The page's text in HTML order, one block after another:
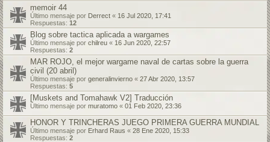
memoir 44
Último mensaje por Derrect « 16 Jul 2020, 17:41
Respuestas: 12
Blog sobre tactica aplicada a wargames
Último mensaje por chilreu « 16 Jun 2020, 22:57
Respuestas: 2
MAR ROJO, el mejor wargame naval de cartas sobre la guerra
civil (20 abril)
Último mensaje por generalinvierno « 27 Abr 2020, 13:57
Respuestas: 5
[Muskets and Tomahawk V2] Traducción
Último mensaje por muratomo « 01 Feb 2020, 23:36
HONOR Y TRINCHERAS JUEGO PRIMERA GUERRA MUNDIAL
Último mensaje por Erhard Raus « 28 Ene 2020, 15:33
Respuestas: 2